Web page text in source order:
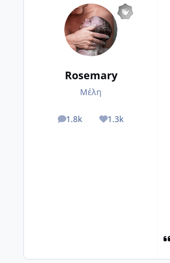
Rosemary
Μέλη
1.8k
posts 1.3k
Reputation